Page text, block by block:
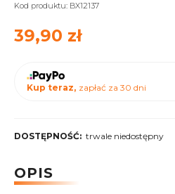
Kod produktu: BX12137
39,90 zł
Kup teraz, zapłać za 30 dni
DOSTĘPNOŚĆ: trwale niedostępny
OPIS